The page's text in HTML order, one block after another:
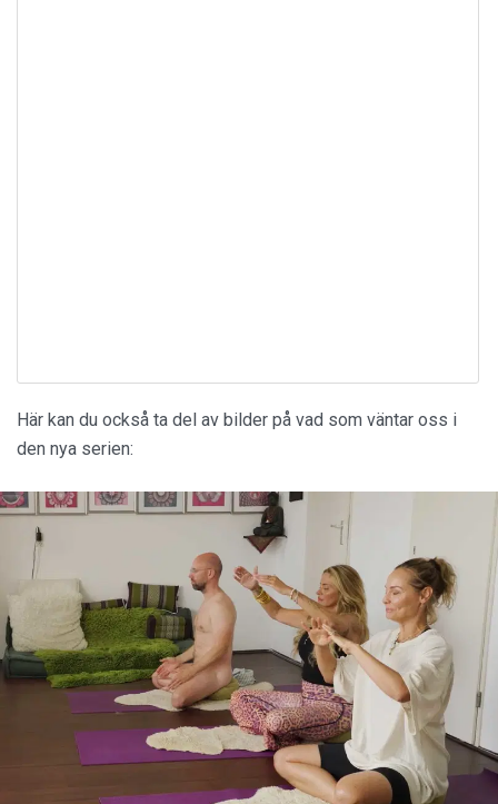
Här kan du också ta del av bilder på vad som väntar oss i
den nya serien: